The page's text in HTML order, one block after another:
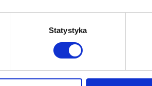
Statystyka